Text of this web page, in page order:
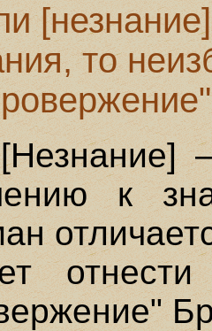
то
к